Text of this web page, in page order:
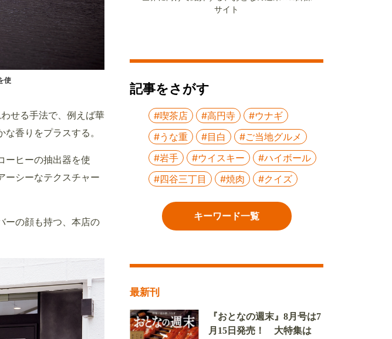
使
せる手法で、例えば華
香りをプラスする。
ーヒーの抽出器を使
ーシーなテクスチャー
ーの顔も持つ、本店の
サイト
記事をさがす
#喫茶店 #高円寺
#ウナギ
#うな重
#目白
#ご当地グルメ
#岩手
#ウイスキー
#ハイボール
#四谷三丁目
#焼肉 #クイズ
キーワード一覧
最新刊
『おとなの週末』8月号は7
月15日発売！ 大特集は